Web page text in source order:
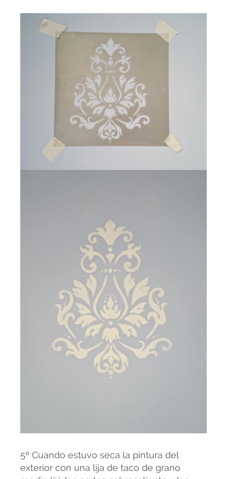
5º Cuando estuvo seca la pintura del
exterior con una lija de taco de grano